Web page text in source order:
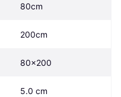
80cm
200cm
80x200
5.0 cm